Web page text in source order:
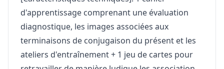
d'apprentissage comprenant une évaluation
diagnostique, les images associées aux
terminaisons de conjugaison du présent et les
ateliers d'entraînement + 1 jeu de cartes pour